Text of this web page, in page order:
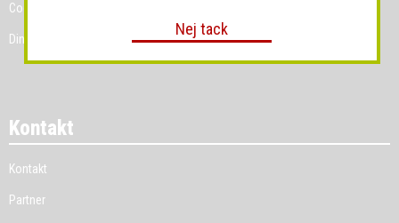
Cookies
Dina Cookie-prefenser
Kontakt
Kontakt
Partner
Nej tack